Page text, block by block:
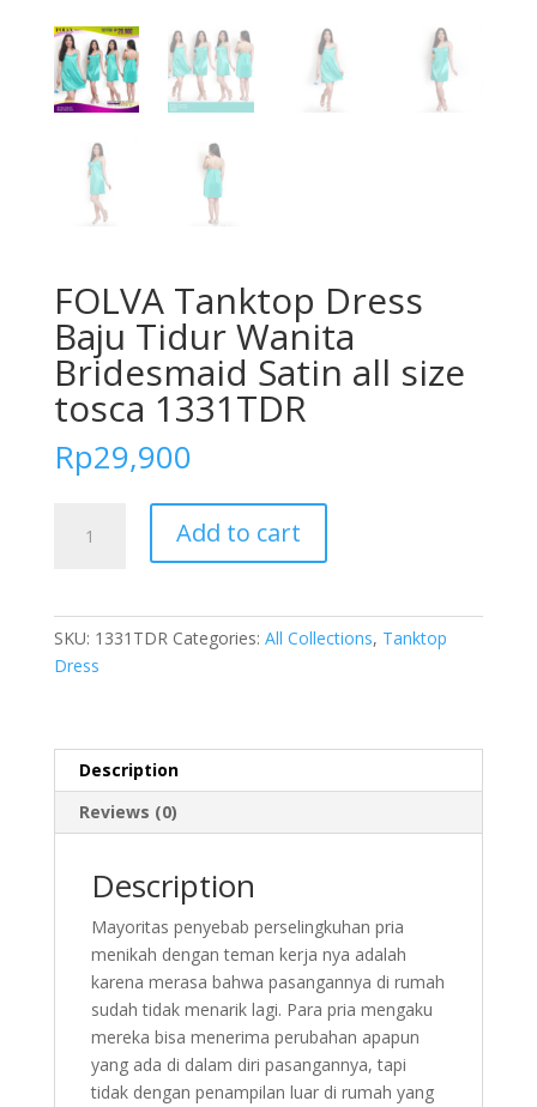
FOLVA Tanktop Dress
Baju Tidur Wanita
Bridesmaid Satin all size
tosca 1331TDR
Rp29,900
Tanktop
size
tosca
1331TDR
Add to cart
SKU: 1331TDR Categories: All Collections, Tanktop
Dress
Description
Reviews (0)
Description
Mayoritas penyebab perselingkuhan pria
menikah dengan teman kerja nya adalah
karena merasa bahwa pasangannya di rumah
sudah tidak menarik lagi. Para pria mengaku
mereka bisa menerima perubahan apapun
yang ada di dalam diri pasangannya, tapi
tidak dengan penampilan luar di rumah yang